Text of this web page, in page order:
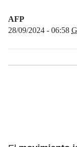
AFP
28/09/2024 - 06:58